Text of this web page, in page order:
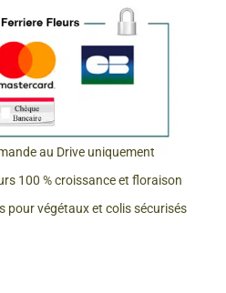
au Drive uniquement
100 % croissance et floraison
pour végétaux et colis sécurisés